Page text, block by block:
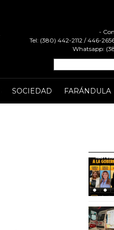
-
Tel: (380) 442-2112 / 446-
Whatsapp:
SOCIEDAD FARÁNDULA